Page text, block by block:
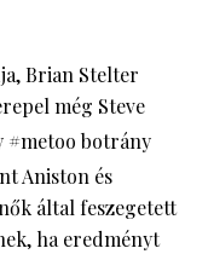
Brian Stelter
még Steve
#metoo botrány
Aniston és
által feszegetett
ha eredményt